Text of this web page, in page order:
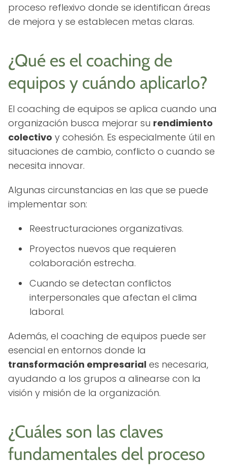
proceso reflexivo donde se identifican áreas
de mejora y se establecen metas claras.
¿Qué es el coaching de
equipos y cuándo aplicarlo?
El coaching de equipos se aplica cuando una
organización busca mejorar su rendimiento
colectivo y cohesión. Es especialmente útil en
situaciones de cambio, conflicto o cuando se
necesita innovar.
Algunas circunstancias en las que se puede
implementar son:
Reestructuraciones organizativas.
Proyectos nuevos que requieren
colaboración estrecha.
Cuando se detectan conflictos
interpersonales que afectan el clima
laboral.
Además, el coaching de equipos puede ser
esencial en entornos donde la
transformación empresarial es necesaria,
ayudando a los grupos a alinearse con la
visión y misión de la organización.
¿Cuáles son las claves
fundamentales del proceso